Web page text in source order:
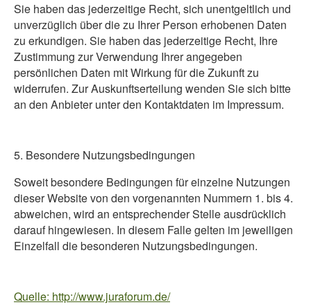
Sie haben das jederzeitige Recht, sich unentgeltlich und
unverzüglich über die zu Ihrer Person erhobenen Daten
zu erkundigen. Sie haben das jederzeitige Recht, Ihre
Zustimmung zur Verwendung Ihrer angegeben
persönlichen Daten mit Wirkung für die Zukunft zu
widerrufen. Zur Auskunftserteilung wenden Sie sich bitte
an den Anbieter unter den Kontaktdaten im Impressum.
5. Besondere Nutzungsbedingungen
Soweit besondere Bedingungen für einzelne Nutzungen
dieser Website von den vorgenannten Nummern 1. bis 4.
abweichen, wird an entsprechender Stelle ausdrücklich
darauf hingewiesen. In diesem Falle gelten im jeweiligen
Einzelfall die besonderen Nutzungsbedingungen.
Quelle: http://www.juraforum.de/